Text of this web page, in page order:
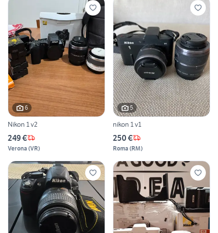
6
Nikon 1 v2
249 €
Verona (VR)
5
nikon 1 v1
250 €
Roma (RM)